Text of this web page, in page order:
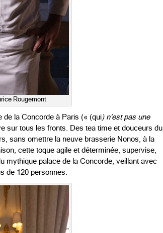
Rougemont
de la Concorde à Paris (« (qui) n’est pas une
sur tous les fronts. Des tea time et douceurs du
sans omettre la neuve brasserie Nonos, à la
cette toque agile et déterminée, supervise,
mythique palace de la Concorde, veillant avec
de 120 personnes.